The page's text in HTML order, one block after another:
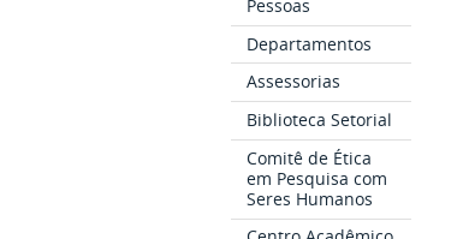
Pessoas
Departamentos
Assessorias
Biblioteca Setorial
Comitê de Ética
em Pesquisa com
Seres Humanos